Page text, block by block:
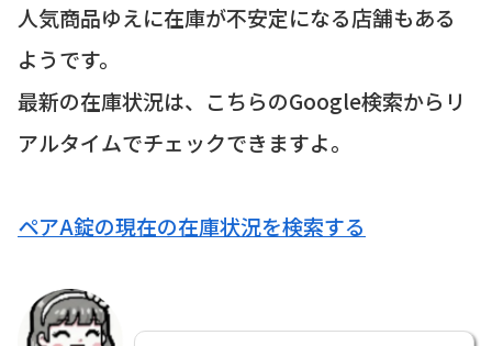
人気商品ゆえに在庫が不安定になる店舗もある
ようです。
最新の在庫状況は、こちらのGoogle検索からリ
アルタイムでチェックできますよ。
ペアA錠の現在の在庫状況を検索する